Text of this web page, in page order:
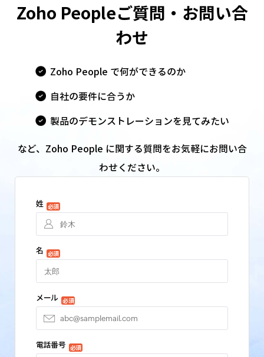
Zoho Peopleご質問・お問い合
わせ
Zoho People で何ができるのか
自社の要件に合うか
製品のデモンストレーションを見てみたい
など、Zoho People に関する質問をお気軽にお問い合
わせください。
姓 必須
名 必須
メール 必須
電話番号 必須